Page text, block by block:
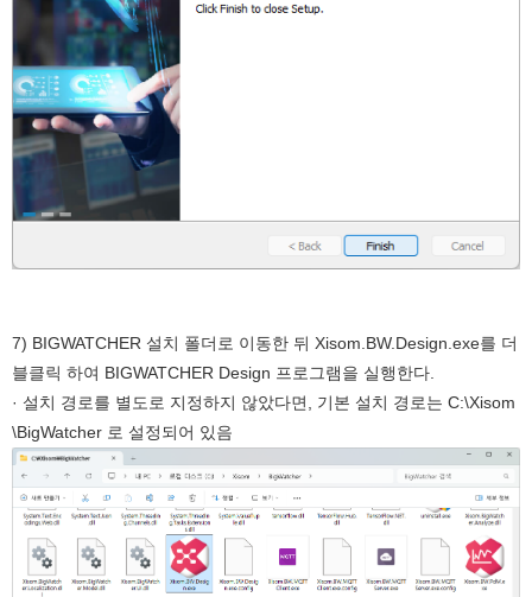
7) BIGWATCHER 설치 폴더로 이동한 뒤 Xisom.BW.Design.exe를 더
블클릭 하여 BIGWATCHER Design 프로그램을 실행한다.
· 설치 경로를 별도로 지정하지 않았다면, 기본 설치 경로는 C:\Xisom
\BigWatcher 로 설정되어 있음